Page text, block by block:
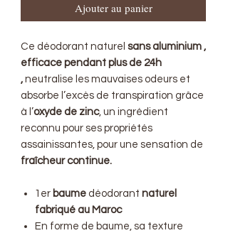
Ajouter au panier
Ce déodorant naturel sans aluminium ,
efficace pendant plus de 24h
, neutralise les mauvaises odeurs et
absorbe l’excès de transpiration grâce
à l’oxyde de zinc, un ingrédient
reconnu pour ses propriétés
assainissantes, pour une sensation de
fraîcheur continue.
1er baume déodorant naturel
fabriqué au Maroc
En forme de baume, sa texture